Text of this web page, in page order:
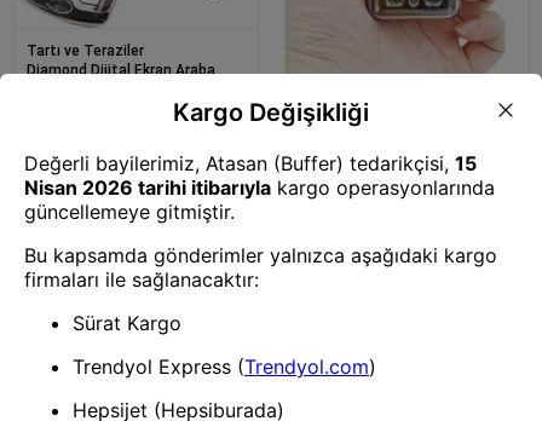
Tartı ve Teraziler
Diamond Dijital Ekran Araba
Hassas Cep Terazi (200 Gr-
Tartı ve Teraziler
Diamond Dijital Ekran Süper
Gr-0.01)